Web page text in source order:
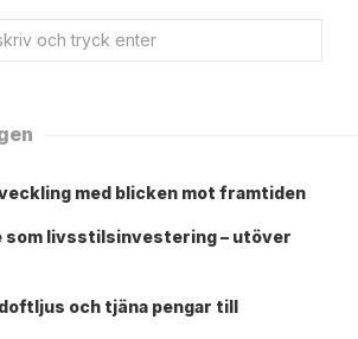
med blicken mot framtiden
som livsstilsinvestering – utöver
och tjäna pengar till